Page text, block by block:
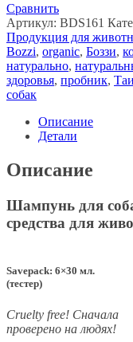
Сравнить
Артикул: BDS161
Продукция для
Bozzi, organic, Боззи,
натурально,
здоровья, пробник,
собак
Описание
Детали
Описание
Шампунь для
средства для
Savepack: 6×30 мл.
(тестер)
Сruelty free! Сначала
проверено на людях!